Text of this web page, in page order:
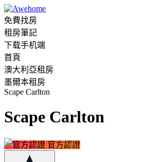
免費找房
租房筆記
下载手机端
首頁
澳大利亞租房
墨爾本租房
Scape Carlton
Scape Carlton
官方認證